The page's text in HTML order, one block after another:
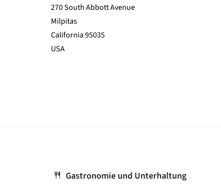
270 South Abbott Avenue
Milpitas
California 95035
USA
Gastronomie und Unterhaltung